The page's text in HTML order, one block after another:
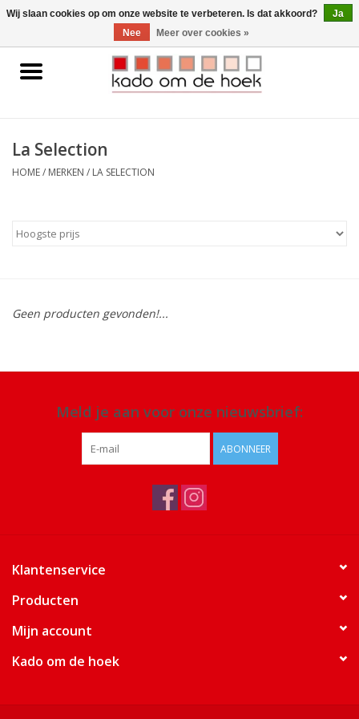
0 Artikelen - €0,00
Home
Gadgets
La Selection
HOME/ MERKEN / LA SELECTION
Geen producten gevonden!...
Meld je aan voor onze nieuwsbrief:
ABONNEER
Klantenservice
Producten
Mijn account
Kado om de hoek
Wij slaan cookies op om onze website te verbeteren. Is dat akkoord?
Ja
Nee
Meer over cookies »